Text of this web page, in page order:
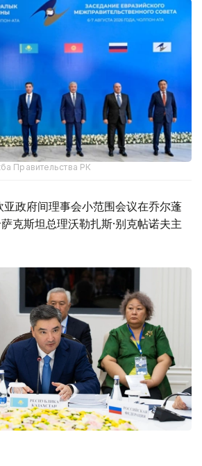
Правительства РК
政府间理事会小范围会议在乔尔蓬
克斯坦总理沃勒扎斯·别克帖诺夫主